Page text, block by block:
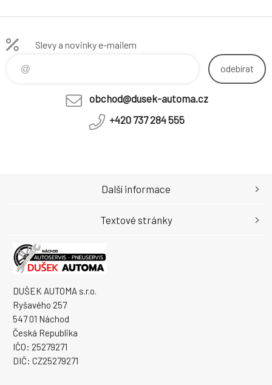
Slevy a novinky e-mailem
odebírat
obchod@dusek-automa.cz
+420 737 284 555
DUŠEK AUTOMA s.r.o.
Ryšavého 257
547 01 Náchod
Česká Republika
IČO: 25279271
DIČ: CZ25279271
Další informace
Textové stránky